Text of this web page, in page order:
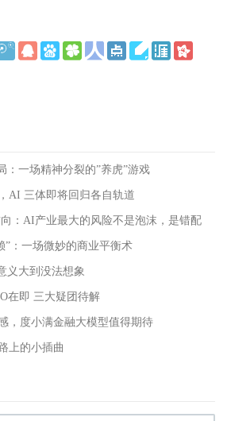
：一场精神分裂的”养虎”游戏
AI 三体即将回归各自轨道
：AI产业最大的风险不是泡沫，是错配
”：一场微妙的商业平衡术
义大到没法想象
在即 三大疑团待解
，度小满金融大模型值得期待
上的小插曲